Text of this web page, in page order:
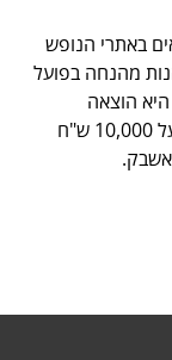
באתרי הנופש
מהנחה בפועל
הוצאה
משמעותית וממוצע חופשה משפחתית עולה על 10,000 ש"ח